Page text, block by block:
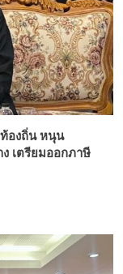
องถิ่น หนุน
เตรียมออกภาษี